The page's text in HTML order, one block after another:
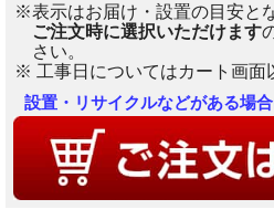
※表示はお届け・設置の目安と
ご注文時に選択いただけます
さい。
※ 工事日についてはカート画面
設置・リサイクルなどがある場